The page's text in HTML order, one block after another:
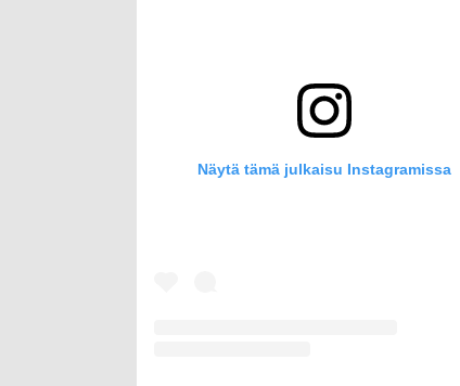
Näytä tämä julkaisu Instagramissa